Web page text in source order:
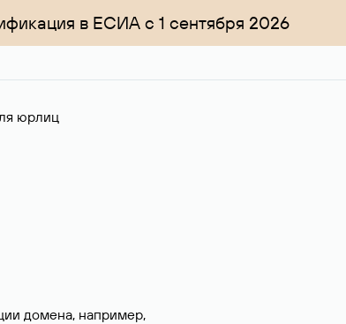
в ЕСИА с 1 сентября 2026
юрлиц
домена, например,